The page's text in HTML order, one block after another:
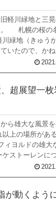
軽川緑地と三晃
。 札幌の桜の
川緑地（きゅう
いたので、かね
なか遠くて行
超展望一枚
ら雄大な風景
上の場所があ
ィヨルドの雄大
ストーレンにつ
すよね。この
が動くよう